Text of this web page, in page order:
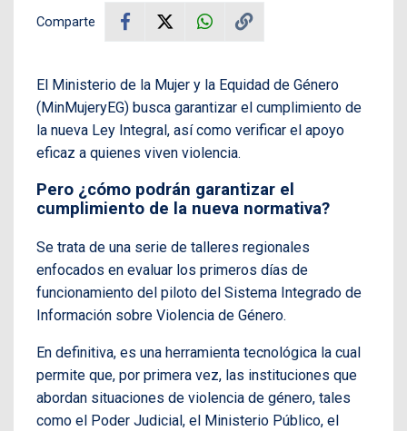
Comparte
El Ministerio de la Mujer y la Equidad de Género
(MinMujeryEG) busca garantizar el cumplimiento de
la nueva Ley Integral, así como verificar el apoyo
eficaz a quienes viven violencia.
Pero ¿cómo podrán garantizar el
cumplimiento de la nueva normativa?
Se trata de una serie de talleres regionales
enfocados en evaluar los primeros días de
funcionamiento del piloto del Sistema Integrado de
Información sobre Violencia de Género.
En definitiva, es una herramienta tecnológica la cual
permite que, por primera vez, las instituciones que
abordan situaciones de violencia de género, tales
como el Poder Judicial, el Ministerio Público, el